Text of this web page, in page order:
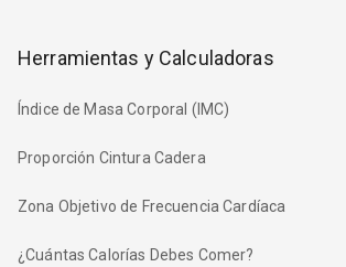
Herramientas y Calculadoras
Índice de Masa Corporal (IMC)
Proporción Cintura Cadera
Zona Objetivo de Frecuencia Cardíaca
¿Cuántas Calorías Debes Comer?